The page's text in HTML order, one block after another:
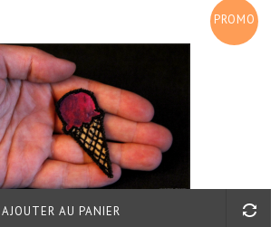
PROMO
AJOUTER AU PANIER